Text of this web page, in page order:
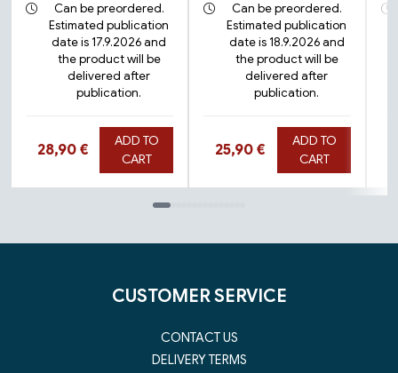
Can be preordered.
Estimated publication
date is 17.9.2026 and
the product will be
delivered after
publication.
Hinta nyt
28,90 €
ADD TO
CART
Can be preordered.
Estimated publication
date is 18.9.2026 and
the product will be
delivered after
publication.
Hinta nyt
25,90 €
ADD TO
CART
CUSTOMER SERVICE
CONTACT US
DELIVERY TERMS